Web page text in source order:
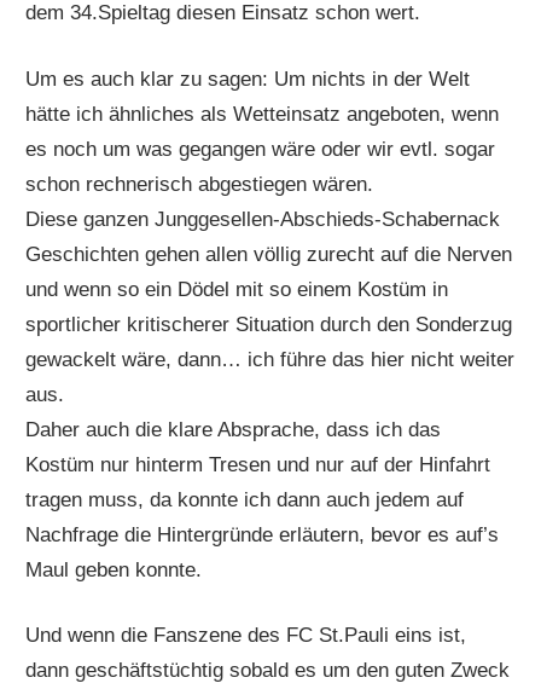
dem 34.Spieltag diesen Einsatz schon wert.
Um es auch klar zu sagen: Um nichts in der Welt
hätte ich ähnliches als Wetteinsatz angeboten, wenn
es noch um was gegangen wäre oder wir evtl. sogar
schon rechnerisch abgestiegen wären.
Diese ganzen Junggesellen-Abschieds-Schabernack
Geschichten gehen allen völlig zurecht auf die Nerven
und wenn so ein Dödel mit so einem Kostüm in
sportlicher kritischerer Situation durch den Sonderzug
gewackelt wäre, dann… ich führe das hier nicht weiter
aus.
Daher auch die klare Absprache, dass ich das
Kostüm nur hinterm Tresen und nur auf der Hinfahrt
tragen muss, da konnte ich dann auch jedem auf
Nachfrage die Hintergründe erläutern, bevor es auf’s
Maul geben konnte.
Und wenn die Fanszene des FC St.Pauli eins ist,
dann geschäftstüchtig sobald es um den guten Zweck